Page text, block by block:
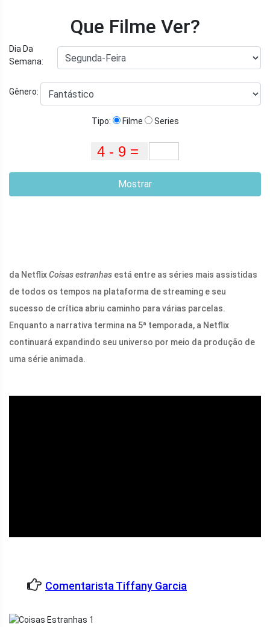
Que Filme Ver?
Dia Da
Semana:
Gênero:
Tipo: Filme Series
Mostrar
da NetflixCoisas estranhas está entre as séries mais assistidas
de todos os tempos na plataforma de streaming e seu
sucesso de crítica abriu caminho para várias parcelas.
Enquanto a narrativa termina na 5ª temporada, a Netflix
continuará expandindo seu universo por meio da produção de
uma série animada.
Comentarista Tiffany Garcia